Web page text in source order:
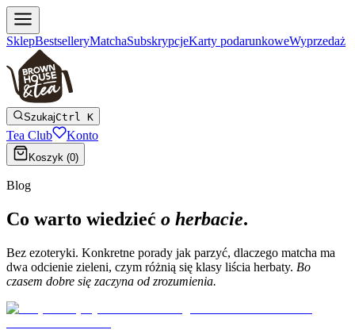
SklepBestselleryMatchaSubskrypcjeKarty podarunkoweWyprzedaż
SzukajCtrl K
Tea Club Konto
Koszyk (0)
Blog
Co warto wiedzieć o herbacie.
Bez ezoteryki. Konkretne porady jak parzyć, dlaczego matcha ma
dwa odcienie zieleni, czym różnią się klasy liścia herbaty. Bo
czasem dobre się zaczyna od zrozumienia.